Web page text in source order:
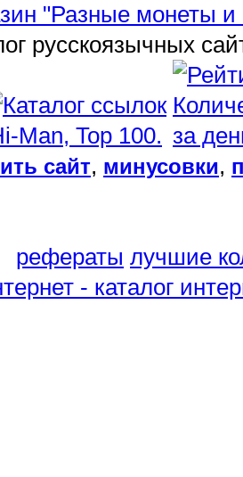
"Разные монеты и
русскоязычных
сайт, минусовки,
рефераты лучшие
- каталог